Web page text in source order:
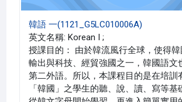
韓語 一(1121_G5LC010006A)
英文名稱: Korean I ;
授課目的： 由於韓流風行全球，使得
輸出與科技、經貿強國之一，韓國語文
第二外語。所以，本課程目的是在培訓
「韓國」之學生的聽、說、讀、寫等基